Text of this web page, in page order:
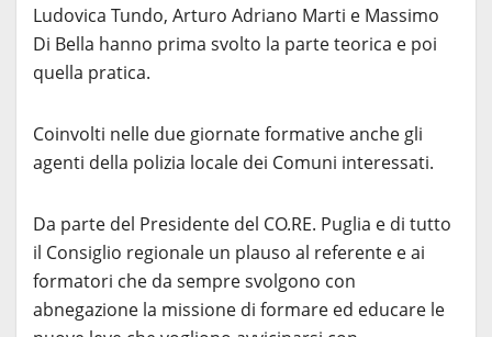
Ludovica Tundo, Arturo Adriano Marti e Massimo
Di Bella hanno prima svolto la parte teorica e poi
quella pratica.
Coinvolti nelle due giornate formative anche gli
agenti della polizia locale dei Comuni interessati.
Da parte del Presidente del CO.RE. Puglia e di tutto
il Consiglio regionale un plauso al referente e ai
formatori che da sempre svolgono con
abnegazione la missione di formare ed educare le